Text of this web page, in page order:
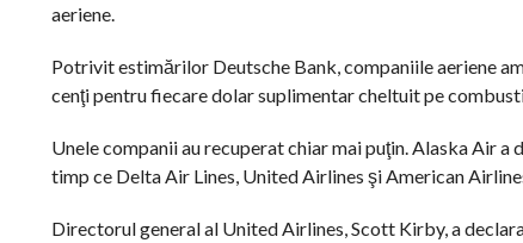
aeriene.
Potrivit estimărilor Deutsche Bank, companiile aeriene
cenţi pentru fiecare dolar suplimentar cheltuit pe
Unele companii au recuperat chiar mai puţin. Alaska Air
timp ce Delta Air Lines, United Airlines şi American
Directorul general al United Airlines, Scott Kirby, a